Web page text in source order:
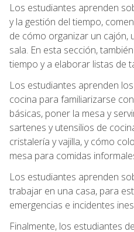
Los estudiantes aprenden
y la gestión del tiempo,
de cómo organizar un cajón,
sala. En esta sección,
tiempo y a elaborar listas de
Los estudiantes aprenden
cocina para familiarizarse
básicas, poner la mesa y
sartenes y utensilios de
cristalería y vajilla, y cómo
mesa para comidas
Los estudiantes aprenden
trabajar en una casa, para
emergencias e incidentes
Finalmente, los estudiantes